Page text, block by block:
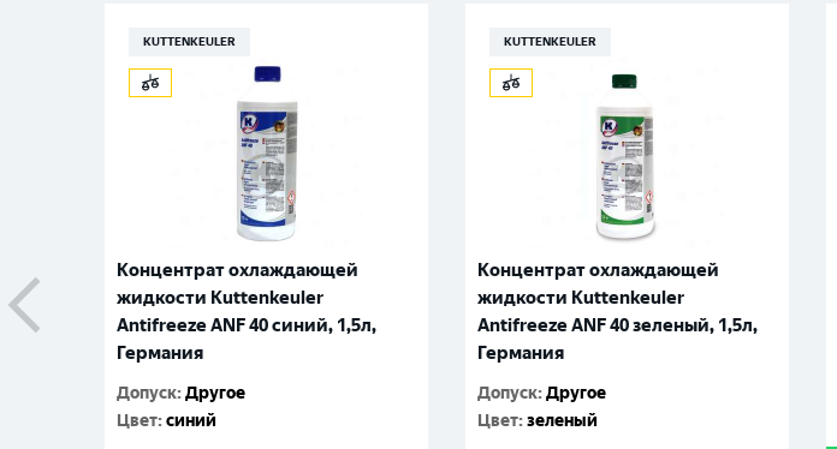
KUTTENKEULER
Концентрат охлаждающей
жидкости Kuttenkeuler
Antifreeze ANF 40 синий, 1,5л,
Германия
Допуск:Другое
Цвет:синий
KUTTENKEULER
Концентрат охлаждающей
жидкости Kuttenkeuler
Antifreeze ANF 40 зеленый, 1,5л,
Германия
Допуск:Другое
Цвет:зеленый